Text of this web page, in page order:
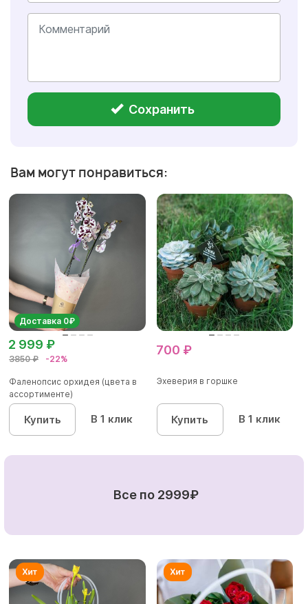
Сохранить
Вам могут понравиться:
Доставка 0₽
3850 ₽ -22%
2 999 ₽
Фаленопсис орхидея (цвета в
ассортименте)
Купить В 1 клик
700 ₽
Эхеверия в горшке
Купить В 1 клик
Все по 2999₽